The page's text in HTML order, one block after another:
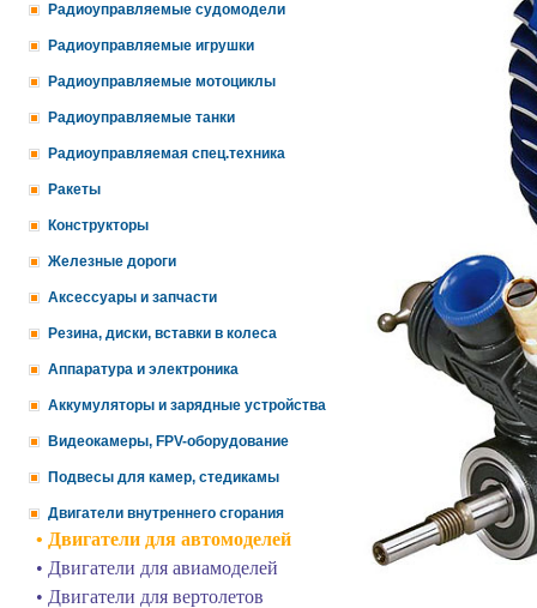
Радиоуправляемые судомодели
Радиоуправляемые игрушки
Радиоуправляемые мотоциклы
Радиоуправляемые танки
Радиоуправляемая спец.техника
Ракеты
Конструкторы
Железные дороги
Аксессуары и запчасти
Резина, диски, вставки в колеса
Аппаратура и электроника
Аккумуляторы и зарядные устройства
Видеокамеры, FPV-оборудование
Подвесы для камер, стедикамы
Двигатели внутреннего сгорания
• Двигатели для автомоделей
• Двигатели для авиамоделей
• Двигатели для вертолетов